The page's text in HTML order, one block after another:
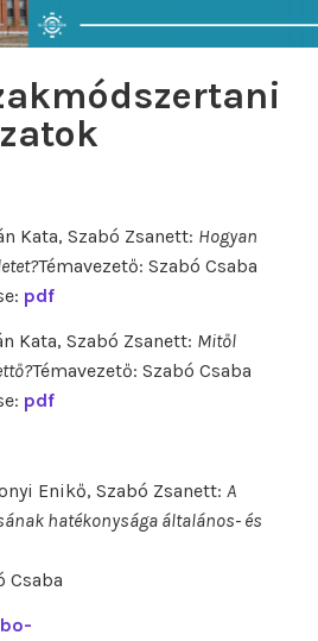
Kata, Szabó Zsanett: Hogyan
Témavezető: Szabó Csaba
pdf
Kata, Szabó Zsanett: Mitől
Témavezető: Szabó Csaba
pdf
Enikő, Szabó Zsanett: A
hatékonysága általános- és
Csaba